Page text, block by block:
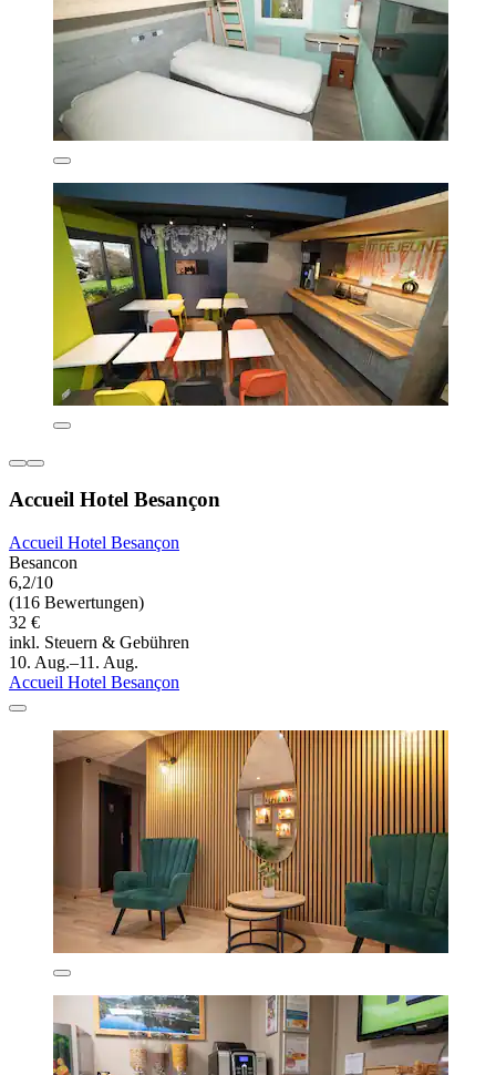
Accueil Hotel Besançon
Accueil Hotel Besançon
Besancon
6,2/10
(116 Bewertungen)
32 €
inkl. Steuern & Gebühren
10. Aug.–11. Aug.
Accueil Hotel Besançon